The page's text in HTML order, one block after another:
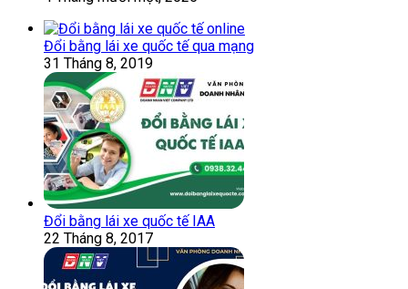
Đổi bằng lái xe quốc tế qua mạng
31 Tháng 8, 2019
Đổi bằng lái xe quốc tế IAA
22 Tháng 8, 2017